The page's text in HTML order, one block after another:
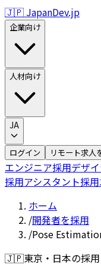
🇯🇵 JapanDev.jp
企業向け
人材向け
JA
ログイン リモート求人
エンジニア採用デザ
採用アシスタント採用
ホーム
/開発者を採用
/Pose
🇯🇵東京・日本の採